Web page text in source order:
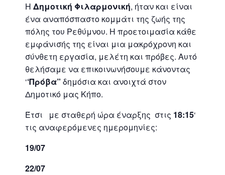
Η Δημοτική Φιλαρμονική, ήταν και είναι
ένα αναπόσπαστο κομμάτι της ζωής της
πόλης του Ρεθύμνου. Η προετοιμασία κάθε
εμφάνισής της είναι μια μακρόχρονη και
σύνθετη εργασία, μελέτη και πρόβες. Αυτό
θελήσαμε να επικοινωνήσουμε κάνοντας
‘‘Πρόβα” δημόσια και ανοιχτά στον
Δημοτικό μας Κήπο.
Έτσι με σταθερή ώρα έναρξης στις 18:15‘
τις αναφερόμενες ημερομηνίες:
19/07
22/07